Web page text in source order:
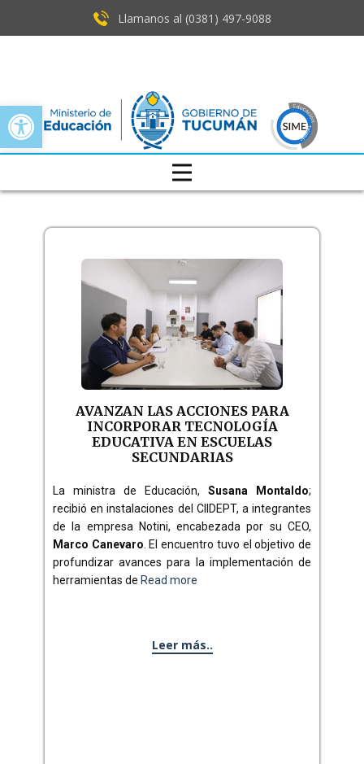
Open toolbar
Llamanos al (0381) ​497-9088
AVANZAN LAS ACCIONES PARA
INCORPORAR TECNOLOGÍA
EDUCATIVA EN ESCUELAS
SECUNDARIAS
La ministra de Educación, Susana Montaldo;
recibió en instalaciones del CIIDEPT, a integrantes
de la empresa Notini, encabezada por su CEO,
Marco Canevaro . El encuentro tuvo el objetivo de
profundizar avances para la implementación de
herramientas de Read more
Leer más..